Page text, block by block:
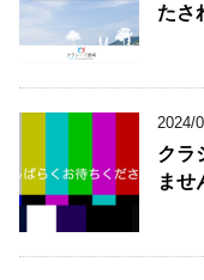
たさ
2024/
クラ
ませ